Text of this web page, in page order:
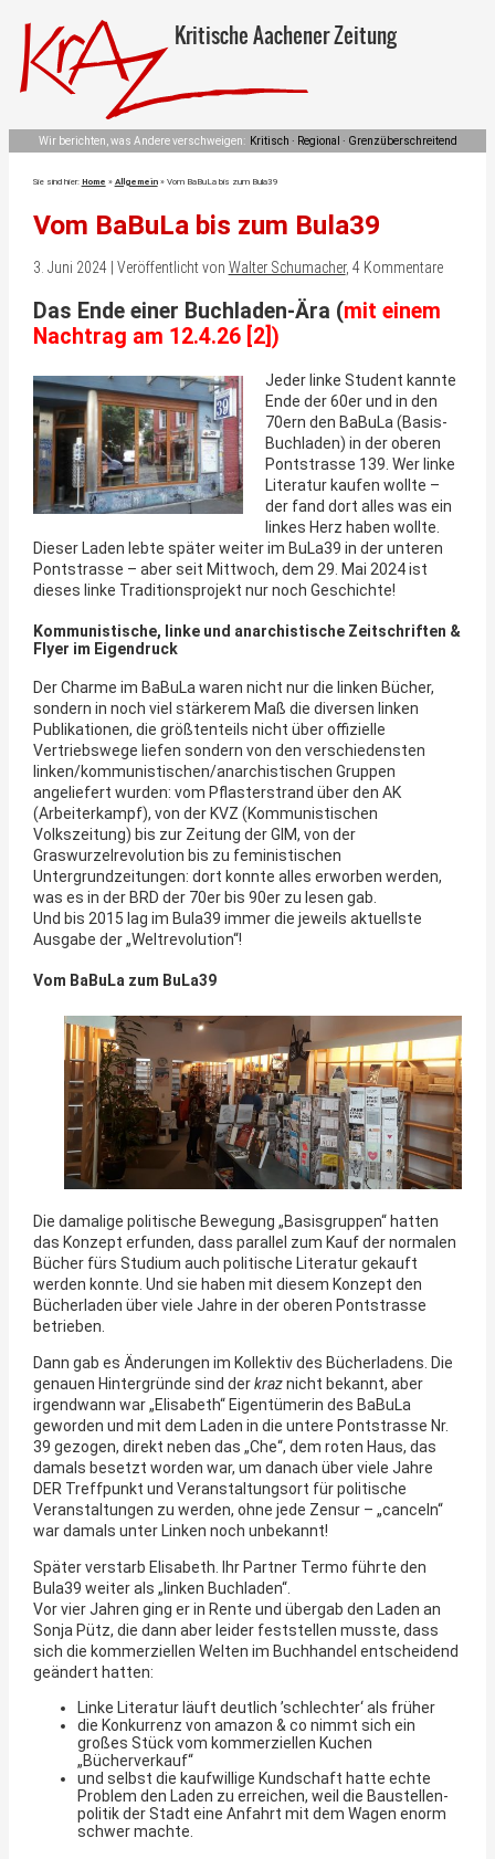
Kritische Aachener Zeitung
Wir berichten, was Andere verschweigen: Kritisch · Regional · Grenzüberschreitend
Sie sind hier: Home » Allgemein» Vom BaBuLa bis zum Bula39
Vom BaBuLa bis zum Bula39
3. Juni 2024 | Veröffentlicht von Walter Schumacher, 4 Kommentare
Das Ende einer Buchladen-Ära (mit einem
Nachtrag am 12.4.26 [2])
Jeder linke Student kannte
Ende der 60er und in den
70ern den BaBuLa (Basis-
Buchladen) in der oberen
Pontstrasse 139. Wer linke
Literatur kaufen wollte –
der fand dort alles was ein
linkes Herz haben wollte.
Dieser Laden lebte später weiter im BuLa39 in der unteren
Pontstrasse – aber seit Mittwoch, dem 29. Mai 2024 ist
dieses linke Traditionsprojekt nur noch Geschichte!
Kommunistische, linke und anarchistische Zeitschriften &
Flyer im Eigendruck
Der Charme im BaBuLa waren nicht nur die linken Bücher,
sondern in noch viel stärkerem Maß die diversen linken
Publikationen, die größtenteils nicht über offizielle
Vertriebswege liefen sondern von den verschiedensten
linken/kommunistischen/anarchistischen Gruppen
angeliefert wurden: vom Pflasterstrand über den AK
(Arbeiterkampf), von der KVZ (Kommunistischen
Volkszeitung) bis zur Zeitung der GIM, von der
Graswurzelrevolution bis zu feministischen
Untergrundzeitungen: dort konnte alles erworben werden,
was es in der BRD der 70er bis 90er zu lesen gab.
Und bis 2015 lag im Bula39 immer die jeweils aktuellste
Ausgabe der „Weltrevolution“!
Vom BaBuLa zum BuLa39
Die damalige politische Bewegung „Basisgruppen“ hatten
das Konzept erfunden, dass parallel zum Kauf der normalen
Bücher fürs Studium auch politische Literatur gekauft
werden konnte. Und sie haben mit diesem Konzept den
Bücherladen über viele Jahre in der oberen Pontstrasse
betrieben.
Dann gab es Änderungen im Kollektiv des Bücherladens. Die
genauen Hintergründe sind derkraznicht bekannt, aber
irgendwann war „Elisabeth“ Eigentümerin des BaBuLa
geworden und mit dem Laden in die untere Pontstrasse Nr.
39 gezogen, direkt neben das „Che“, dem roten Haus, das
damals besetzt worden war, um danach über viele Jahre
DER Treffpunkt und Veranstaltungsort für politische
Veranstaltungen zu werden, ohne jede Zensur – „canceln“
war damals unter Linken noch unbekannt!
Später verstarb Elisabeth. Ihr Partner Termo führte den
Bula39 weiter als „linken Buchladen“.
Vor vier Jahren ging er in Rente und übergab den Laden an
Sonja Pütz, die dann aber leider feststellen musste, dass
sich die kommerziellen Welten im Buchhandel entscheidend
geändert hatten:
Linke Literatur läuft deutlich ’schlechter‘ als früher
die Konkurrenz von amazon & co nimmt sich ein
großes Stück vom kommerziellen Kuchen
„Bücherverkauf“
und selbst die kaufwillige Kundschaft hatte echte
Problem den Laden zu erreichen, weil die Baustellen-
politik der Stadt eine Anfahrt mit dem Wagen enorm
schwer machte.